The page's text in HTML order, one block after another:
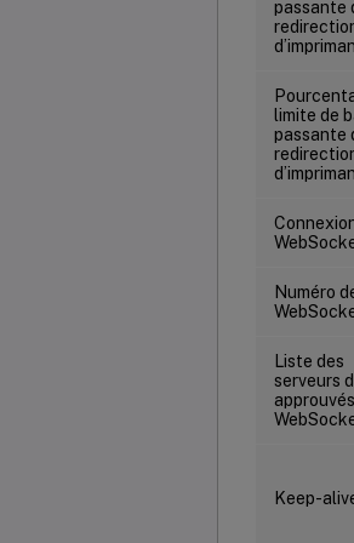
passante
limite de
passante
Numéro
Liste des
serveurs
approuvés
Keep-